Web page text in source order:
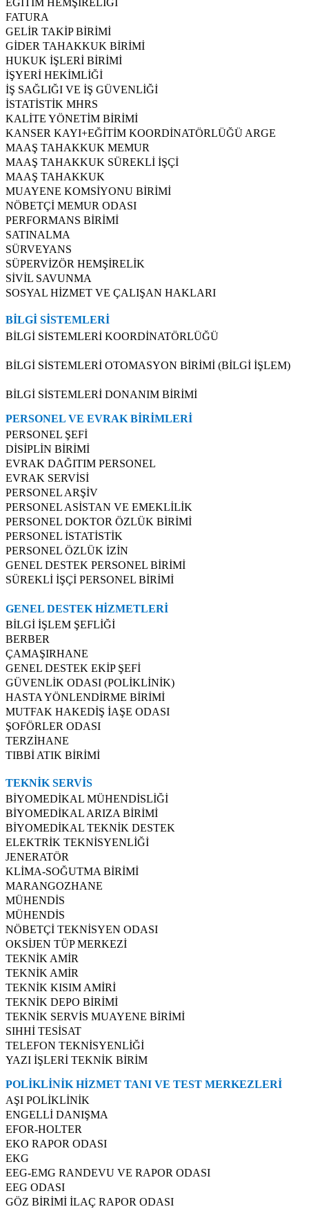
EĞİTİM HEMŞİRELİĞİ
FATURA
GELİR TAKİP BİRİMİ
GİDER TAHAKKUK BİRİMİ
HUKUK İŞLERİ BİRİMİ
İŞYERİ HEKİMLİĞİ
İŞ SAĞLIĞI VE İŞ GÜVENLİĞİ
İSTATİSTİK MHRS
KALİTE YÖNETİM BİRİMİ
KANSER KAYI+EĞİTİM KOORDİNATÖRLÜĞÜ ARGE
MAAŞ TAHAKKUK MEMUR
MAAŞ TAHAKKUK SÜREKLİ İŞÇİ
MAAŞ TAHAKKUK
MUAYENE KOMSİYONU BİRİMİ
NÖBETÇİ MEMUR ODASI
PERFORMANS BİRİMİ
SATINALMA
SÜRVEYANS
SÜPERVİZÖR HEMŞİRELİK
SİVİL SAVUNMA
SOSYAL HİZMET VE ÇALIŞAN HAKLARI
BİLGİ SİSTEMLERİ
BİLGİ SİSTEMLERİ KOORDİNATÖRLÜĞÜ
BİLGİ SİSTEMLERİ OTOMASYON BİRİMİ (BİLGİ İŞLEM)
BİLGİ SİSTEMLERİ DONANIM BİRİMİ
PERSONEL VE EVRAK BİRİMLERİ
PERSONEL ŞEFİ
DİSİPLİN BİRİMİ
EVRAK DAĞITIM PERSONEL
EVRAK SERVİSİ
PERSONEL ARŞİV
PERSONEL ASİSTAN VE EMEKLİLİK
PERSONEL DOKTOR ÖZLÜK BİRİMİ
PERSONEL İSTATİSTİK
PERSONEL ÖZLÜK İZİN
GENEL DESTEK PERSONEL BİRİMİ
SÜREKLİ İŞÇİ PERSONEL BİRİMİ
GENEL DESTEK HİZMETLERİ
BİLGİ İŞLEM ŞEFLİĞİ
BERBER
ÇAMAŞIRHANE
GENEL DESTEK EKİP ŞEFİ
GÜVENLİK ODASI (POLİKLİNİK)
HASTA YÖNLENDİRME BİRİMİ
MUTFAK HAKEDİŞ İAŞE ODASI
ŞOFÖRLER ODASI
TERZİHANE
TIBBİ ATIK BİRİMİ
TEKNİK SERVİS
BİYOMEDİKAL MÜHENDİSLİĞİ
BİYOMEDİKAL ARIZA BİRİMİ
BİYOMEDİKAL TEKNİK DESTEK
ELEKTRİK TEKNİSYENLİĞİ
JENERATÖR
KLİMA-SOĞUTMA BİRİMİ
MARANGOZHANE
MÜHENDİS
MÜHENDİS
NÖBETÇİ TEKNİSYEN ODASI
OKSİJEN TÜP MERKEZİ
TEKNİK AMİR
TEKNİK AMİR
TEKNİK KISIM AMİRİ
TEKNİK DEPO BİRİMİ
TEKNİK SERVİS MUAYENE BİRİMİ
SIHHİ TESİSAT
TELEFON TEKNİSYENLİĞİ
YAZI İŞLERİ TEKNİK BİRİM
POLİKLİNİK HİZMET TANI VE TEST MERKEZLERİ
AŞI POLİKLİNİK
ENGELLİ DANIŞMA
EFOR-HOLTER
EKO RAPOR ODASI
EKG
EEG-EMG RANDEVU VE RAPOR ODASI
EEG ODASI
GÖZ BİRİMİ İLAÇ RAPOR ODASI